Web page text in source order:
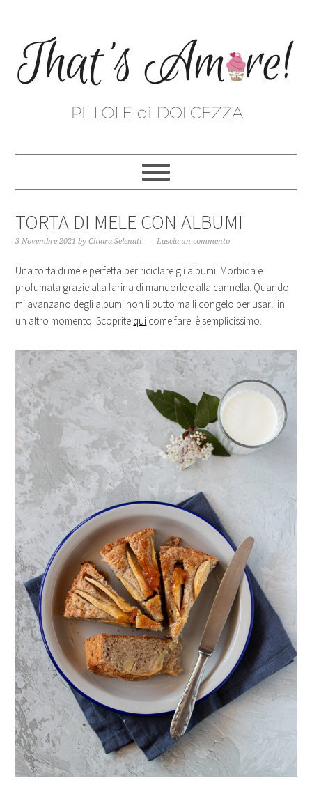
TORTA DI MELE CON ALBUMI
3 Novembre 2021 byChiara Selenati Lascia un commento
Una torta di mele perfetta per riciclare gli albumi! Morbida e
profumata grazie alla farina di mandorle e alla cannella. Quando
mi avanzano degli albumi non li butto ma li congelo per usarli in
un altro momento. Scoprite qui come fare: è semplicissimo.